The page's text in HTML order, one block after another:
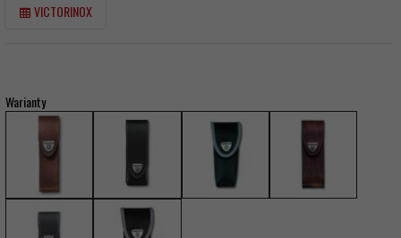
VICTORINOX
Warianty